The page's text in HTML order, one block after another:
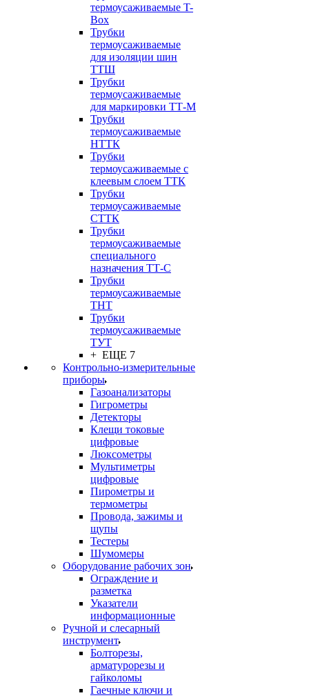
термоусаживаемые T-
Box
Трубки
термоусаживаемые
для изоляции шин
ТТШ
Трубки
термоусаживаемые
для маркировки ТТ-М
Трубки
термоусаживаемые
НTТК
Трубки
термоусаживаемые с
клеевым слоем TТК
Трубки
термоусаживаемые
СTТК
Трубки
термоусаживаемые
специального
назначения ТТ-С
Трубки
термоусаживаемые
ТНТ
Трубки
термоусаживаемые
ТУТ
+ ЕЩЕ 7
Контрольно-измерительные
приборы
Газоанализаторы
Гигрометры
Детекторы
Клещи токовые
цифровые
Люксометры
Мультиметры
цифровые
Пирометры и
термометры
Провода, зажимы и
щупы
Тестеры
Шумомеры
Оборудование рабочих зон
Ограждение и
разметка
Указатели
информационные
Ручной и слесарный
инструмент
Болторезы,
арматурорезы и
гайколомы
Гаечные ключи и